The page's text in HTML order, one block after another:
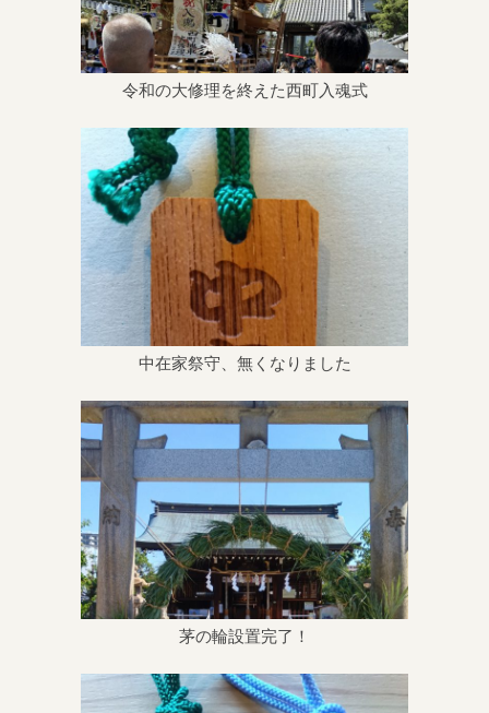
令和の大修理を終えた西町入魂式
中在家祭守、無くなりました
茅の輪設置完了！